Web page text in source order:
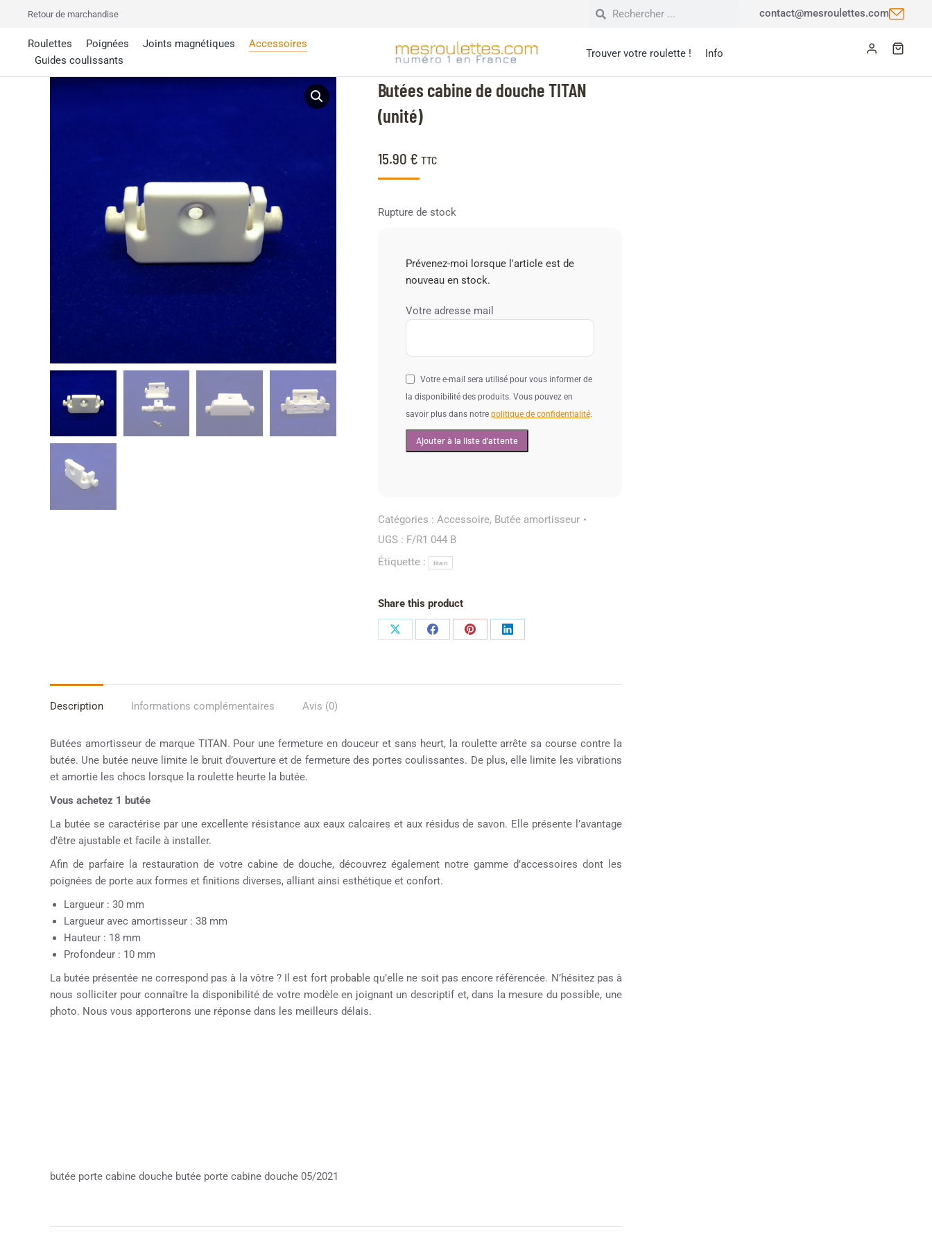
Retour de marchandise contact@mesroulettes.com
Roulettes Poignées Joints magnétiques
Accessoires
Guides coulissants
Trouver votre roulette ! Info
Butées cabine de douche TITAN
(unité)
15.90 € TTC
Rupture de stock
Prévenez-moi lorsque l'article est de
nouveau en stock.
Votre adresse mail
Votre e-mail sera utilisé pour vous informer de
la disponibilité des produits. Vous pouvez en
savoir plus dans notre politique de confidentialité.
Catégories : Accessoire, Butée amortisseur
UGS : F/R1 044 B
Étiquette :
titan
Share this product
Description Informations complémentaires Avis (0)
Butées amortisseur de marque TITAN. Pour une fermeture en douceur et sans heurt, la roulette arrête sa course contre la
butée. Une butée neuve limite le bruit d’ouverture et de fermeture des portes coulissantes. De plus, elle limite les vibrations
et amortie les chocs lorsque la roulette heurte la butée.
Vous achetez 1 butée
La butée se caractérise par une excellente résistance aux eaux calcaires et aux résidus de savon. Elle présente l’avantage
d’être ajustable et facile à installer.
Afin de parfaire la restauration de votre cabine de douche, découvrez également notre gamme d’accessoires dont les
poignées de porte aux formes et finitions diverses, alliant ainsi esthétique et confort.
Largueur : 30 mm
Largueur avec amortisseur : 38 mm
Hauteur : 18 mm
Profondeur : 10 mm
La butée présentée ne correspond pas à la vôtre ? Il est fort probable qu’elle ne soit pas encore référencée. N’hésitez pas à
nous solliciter pour connaître la disponibilité de votre modèle en joignant un descriptif et, dans la mesure du possible, une
photo. Nous vous apporterons une réponse dans les meilleurs délais.
butée porte cabine douche butée porte cabine douche 05/2021